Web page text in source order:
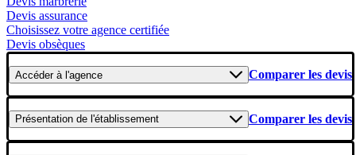
Devis assurance
Choisissez votre agence certifiée
Devis obsèques
Accéderà l'agence Comparer les devis
Présentation de l'établissement Comparer les devis